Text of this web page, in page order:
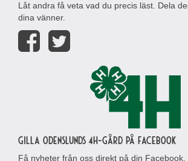
Låt andra få veta vad du precis läst. Dela
dina vänner.
Gilla Odenslunds 4H-gård på Facebook
Få nyheter från oss direkt på din Facebook.